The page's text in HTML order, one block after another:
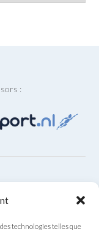
technologies telles que
: